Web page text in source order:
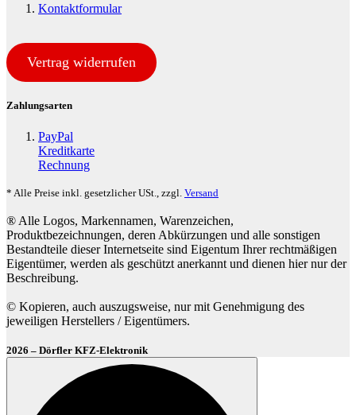
Kontaktformular
Vertrag widerrufen
Zahlungsarten
PayPal
Kreditkarte
Rechnung
* Alle Preise inkl. gesetzlicher USt., zzgl. Versand
® Alle Logos, Markennamen, Warenzeichen,
Produktbezeichnungen, deren Abkürzungen und alle sonstigen
Bestandteile dieser Internetseite sind Eigentum Ihrer rechtmäßigen
Eigentümer, werden als geschützt anerkannt und dienen hier nur der
Beschreibung.
© Kopieren, auch auszugsweise, nur mit Genehmigung des
jeweiligen Herstellers / Eigentümers.
2026 – Dörfler KFZ-Elektronik